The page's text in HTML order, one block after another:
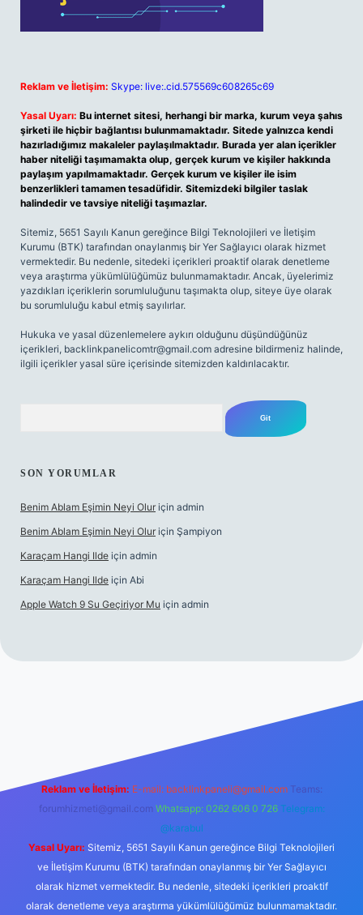
Reklam ve İletişim: Skype: live:.cid.575569c608265c69
Yasal Uyarı: Bu internet sitesi, herhangi bir marka, kurum veya şahıs
şirketi ile hiçbir bağlantısı bulunmamaktadır. Sitede yalnızca kendi
hazırladığımız makaleler paylaşılmaktadır. Burada yer alan içerikler
haber niteliği taşımamakta olup, gerçek kurum ve kişiler hakkında
paylaşım yapılmamaktadır. Gerçek kurum ve kişiler ile isim
benzerlikleri tamamen tesadüfidir. Sitemizdeki bilgiler taslak
halindedir ve tavsiye niteliği taşımazlar.
Sitemiz, 5651 Sayılı Kanun gereğince Bilgi Teknolojileri ve İletişim
Kurumu (BTK) tarafından onaylanmış bir Yer Sağlayıcı olarak hizmet
vermektedir. Bu nedenle, sitedeki içerikleri proaktif olarak denetleme
veya araştırma yükümlülüğümüz bulunmamaktadır. Ancak, üyelerimiz
yazdıkları içeriklerin sorumluluğunu taşımakta olup, siteye üye olarak
bu sorumluluğu kabul etmiş sayılırlar.
Hukuka ve yasal düzenlemelere aykırı olduğunu düşündüğünüz
içerikleri, backlinkpanelicomtr@gmail.com adresine bildirmeniz halinde,
ilgili içerikler yasal süre içerisinde sitemizden kaldırılacaktır.
SON YORUMLAR
Benim Ablam Eşimin Neyi Olur için admin
Benim Ablam Eşimin Neyi Olur için Şampiyon
Karaçam Hangi Ilde için admin
Karaçam Hangi Ilde için Abi
Apple Watch 9 Su Geçiriyor Mu için admin
Reklam ve İletişim: E-mail: backlinkpaneli@gmail.com Teams:
forumhizmeti@gmail.com Whatsapp: 0262 606 0 726 Telegram:
@karabul
Yasal Uyarı: Sitemiz, 5651 Sayılı Kanun gereğince Bilgi Teknolojileri
ve İletişim Kurumu (BTK) tarafından onaylanmış bir Yer Sağlayıcı
olarak hizmet vermektedir. Bu nedenle, sitedeki içerikleri proaktif
olarak denetleme veya araştırma yükümlülüğümüz bulunmamaktadır.